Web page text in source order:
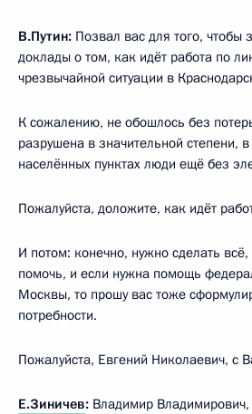
В.Путин: Позвал вас для того, чтобы
доклады о том, как идёт работа по
чрезвычайной ситуации в
К сожалению, не обошлось без
разрушена в значительной степени,
населённых пунктах люди ещё без
Пожалуйста, доложите, как идёт
И потом: конечно, нужно сделать
помочь, и если нужна помощь
Москвы, то прошу вас тоже
потребности.
Пожалуйста, Евгений Николаевич, с
Е.Зиничев: Владимир